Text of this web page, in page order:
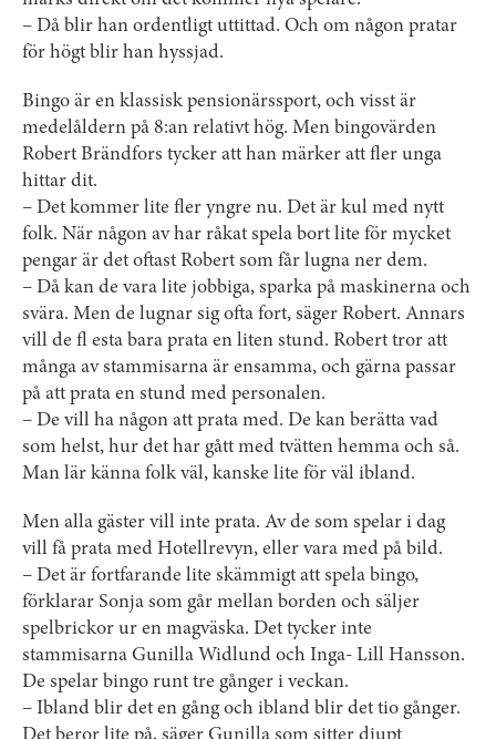
– Då blir han ordentligt uttittad. Och om någon pratar
för högt blir han hyssjad.
Bingo är en klassisk pensionärssport, och visst är
medelåldern på 8:an relativt hög. Men bingovärden
Robert Brändfors tycker att han märker att fler unga
hittar dit.
– Det kommer lite fler yngre nu. Det är kul med nytt
folk. När någon av har råkat spela bort lite för mycket
pengar är det oftast Robert som får lugna ner dem.
– Då kan de vara lite jobbiga, sparka på maskinerna och
svära. Men de lugnar sig ofta fort, säger Robert. Annars
vill de fl esta bara prata en liten stund. Robert tror att
många av stammisarna är ensamma, och gärna passar
på att prata en stund med personalen.
– De vill ha någon att prata med. De kan berätta vad
som helst, hur det har gått med tvätten hemma och så.
Man lär känna folk väl, kanske lite för väl ibland.
Men alla gäster vill inte prata. Av de som spelar i dag
vill få prata med Hotellrevyn, eller vara med på bild.
– Det är fortfarande lite skämmigt att spela bingo,
förklarar Sonja som går mellan borden och säljer
spelbrickor ur en magväska. Det tycker inte
stammisarna Gunilla Widlund och Inga- Lill Hansson.
De spelar bingo runt tre gånger i veckan.
– Ibland blir det en gång och ibland blir det tio gånger.